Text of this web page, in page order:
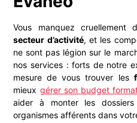
Vous manquez cruellement
secteur d’activité, et les
ne sont pas légion sur le
nos services : forts de notre
mesure de vous trouver les
mieux gérer son budget
aider à monter les
organismes afférents dans